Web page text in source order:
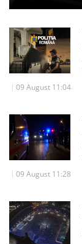
09 August 11:04
09 August 11:28